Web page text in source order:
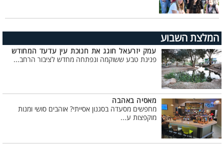
המלצת השבוע
עמק יזרעאל חוגג את חנוכת עין עדעד המחודש
פנינת טבע ששוקמה ונפתחה מחדש לציבור הרחב...
מאסיה באהבה
מחפשים מסעדה בסגנון אסייתי? אוהבים סושי ומנות
מוקפצות ע...